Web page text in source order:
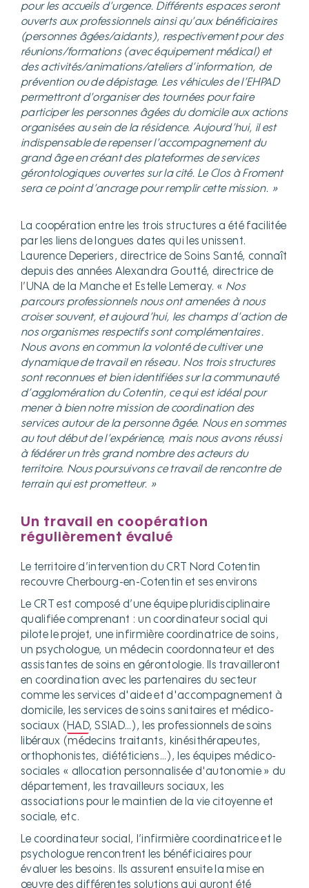
pour les accueils d’urgence. Différents espaces seront
ouverts aux professionnels ainsi qu’aux bénéficiaires
(personnes âgées/aidants), respectivement pour des
réunions/formations (avec équipement médical) et
des activités/animations/ateliers d’information, de
prévention ou de dépistage. Les véhicules de l’EHPAD
permettront d’organiser des tournées pour faire
participer les personnes âgées du domicile aux actions
organisées au sein de la résidence. Aujourd’hui, il est
indispensable de repenser l’accompagnement du
grand âge en créant des plateformes de services
gérontologiques ouvertes sur la cité. Le Clos à Froment
sera ce point d’ancrage pour remplir cette mission. »
La coopération entre les trois structures a été facilitée
par les liens de longues dates qui les unissent.
Laurence Deperiers, directrice de Soins Santé, connaît
depuis des années Alexandra Goutté, directrice de
l’UNA de la Manche et Estelle Lemeray. « Nos
parcours professionnels nous ont amenées à nous
croiser souvent, et aujourd’hui, les champs d’action de
nos organismes respectifs sont complémentaires.
Nous avons en commun la volonté de cultiver une
dynamique de travail en réseau. Nos trois structures
sont reconnues et bien identifiées sur la communauté
d’agglomération du Cotentin, ce qui est idéal pour
mener à bien notre mission de coordination des
services autour de la personne âgée. Nous en sommes
au tout début de l’expérience, mais nous avons réussi
à fédérer un très grand nombre des acteurs du
territoire. Nous poursuivons ce travail de rencontre de
terrain qui est prometteur. »
Un travail en coopération
régulièrement évalué
Le territoire d’intervention du CRT Nord Cotentin
recouvre Cherbourg-en-Cotentin et ses environs
Le CRT est composé d’une équipe pluridisciplinaire
qualifiée comprenant : un coordinateur social qui
pilote le projet, une infirmière coordinatrice de soins,
un psychologue, un médecin coordonnateur et des
assistantes de soins en gérontologie. Ils travailleront
en coordination avec les partenaires du secteur
comme les services d'aide et d'accompagnement à
domicile, les services de soins sanitaires et médico-
sociaux ( HAD, SSIAD…), les professionnels de soins
libéraux (médecins traitants, kinésithérapeutes,
orthophonistes, diététiciens…), les équipes médico-
sociales « allocation personnalisée d'autonomie » du
département, les travailleurs sociaux, les
associations pour le maintien de la vie citoyenne et
sociale, etc.
Le coordinateur social, l’infirmière coordinatrice et le
psychologue rencontrent les bénéficiaires pour
évaluer les besoins. Ils assurent ensuite la mise en
œuvre des différentes solutions qui auront été